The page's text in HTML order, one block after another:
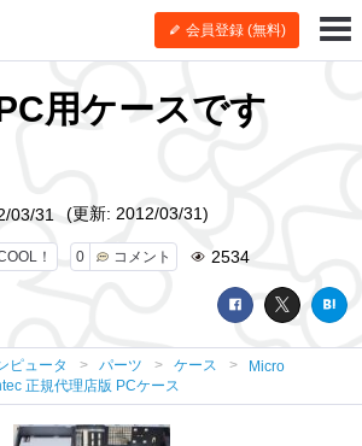
会員登録 (無料)
用ケースです
！ 0 コメント 2534
03/31 (更新: 2012/03/31)
ピュータ パーツ ケース
Micro
正規代理店版 PCケース